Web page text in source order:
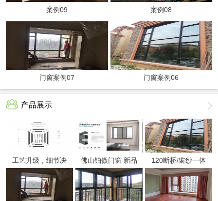
案例09 案例08
门窗案例07 门窗案例06
产品展示
工艺升级，细节决 佛山铂傲门窗 新品 120断桥/窗纱一体